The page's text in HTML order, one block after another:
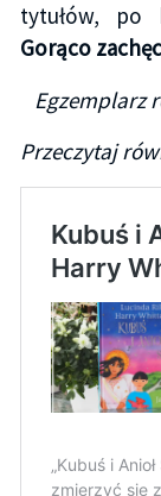
tytułów, po
Gorąco
Egzemplarz
Przeczytaj